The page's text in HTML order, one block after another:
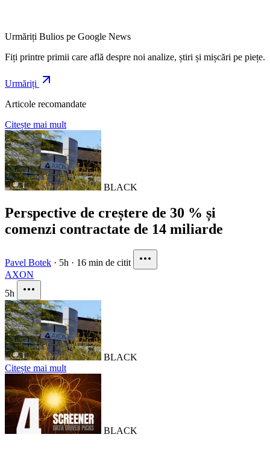
Urmăriți Bulios pe Google News
Fiți printre primii care află despre noi analize, știri și mișcări pe piețe.
Urmăriți
Articole recomandate
Citește mai mult
BLACK
Perspective de creștere de 30 % și
comenzi contractate de 14 miliarde
Pavel Botek · 5h · 16 min de citit
AXON
5h
BLACK
Citește mai mult
BLACK